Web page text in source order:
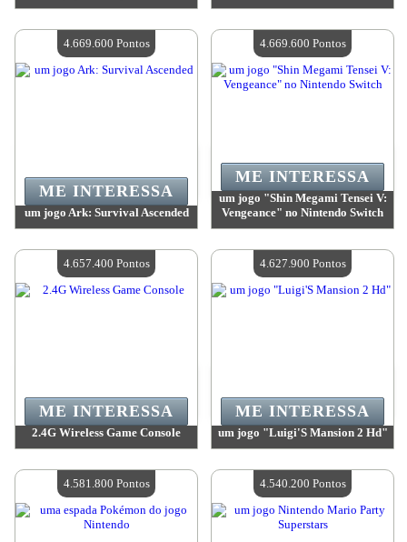
Quantidade disponível:4
Quantidade disponível:4
um jogo Ark: Survival Ascended
Quantidade disponível:4
ME INTERESSA
4.669.600 Pontos
um jogo "Shin Megami Tensei V:
Vengeance" no Nintendo Switch
Quantidade disponível:4
ME INTERESSA
4.669.600 Pontos
2.4G Wireless Game Console
Quantidade disponível:4
ME INTERESSA
4.657.400 Pontos
um jogo "Luigi'S Mansion 2 Hd"
Quantidade disponível:4
ME INTERESSA
4.627.900 Pontos
4.581.800 Pontos 4.540.200 Pontos